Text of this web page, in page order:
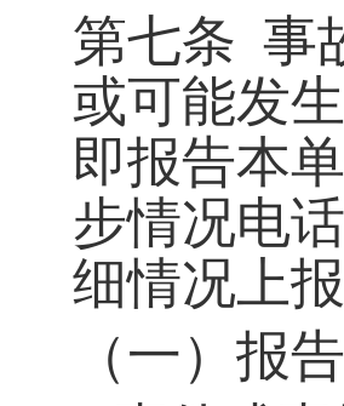
第七条 事
或可能发
即报告本
步情况电
细情况上报
（一）报